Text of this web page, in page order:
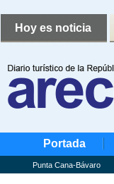
Hoy es noticia
Portada
Punta Cana-Bávaro